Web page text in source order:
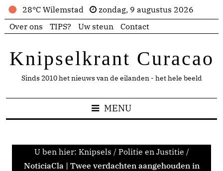
28°C Wilemstad
zondag, 9 augustus 2026
Over ons
TIPS? Uw steun Contact
Knipselkrant Curacao
Sinds 2010 het nieuws van de eilanden - het hele beeld
MENU
U ben hier: Knipsels / Politie en Justitie /
NoticiaCla | Twee verdachten aangehouden in